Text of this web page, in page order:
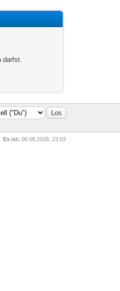
darfst.
Es ist: 06.08.2026, 23:03